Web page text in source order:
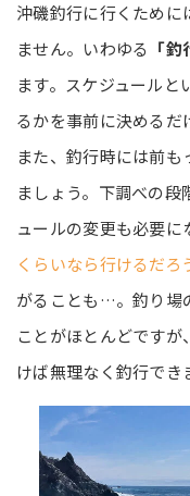
沖磯釣行に行くために
ません。いわゆる 「
ます。スケジュール
るかを事前に決めるだ
また、釣行時には前
ましょう。下調べの
ュールの変更も必要に
くらいなら行けるだろ
がることも…。釣り場
ことがほとんどです
けば無理なく釣行でき